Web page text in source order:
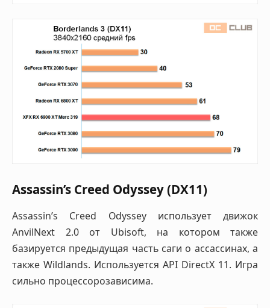
Assassin’s Creed Odyssey (DX11)
Assassin’s Creed Odyssey использует движок
AnvilNext 2.0 от Ubisoft, на котором также
базируется предыдущая часть саги о ассассинах, а
также Wildlands. Используется API DirectX 11. Игра
сильно процессорозависима.